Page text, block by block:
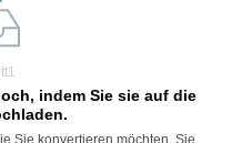
indem Sie sie auf die
Sie konvertieren möchten. Sie